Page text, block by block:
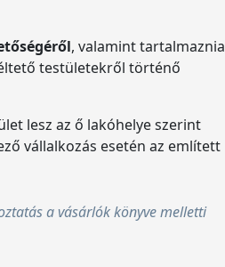
, valamint tartalmaznia
testületekről történő
lesz az ő lakóhelye szerint
vállalkozás esetén az említett
a vásárlók könyve melletti